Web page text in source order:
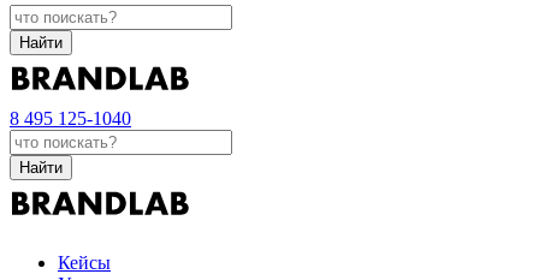
Найти
8 495 125-1040
Найти
Кейсы